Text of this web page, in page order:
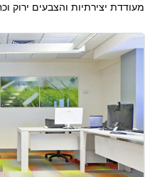
מעודדת יצירתיות והצבעים ירוק